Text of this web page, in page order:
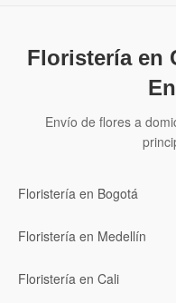
Floristería en
Envío de flores a
Floristería en Bogotá
Floristería en Medellín
Floristería en Cali